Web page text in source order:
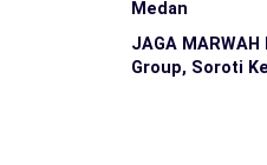
Medan
JAGA
Group, Soroti